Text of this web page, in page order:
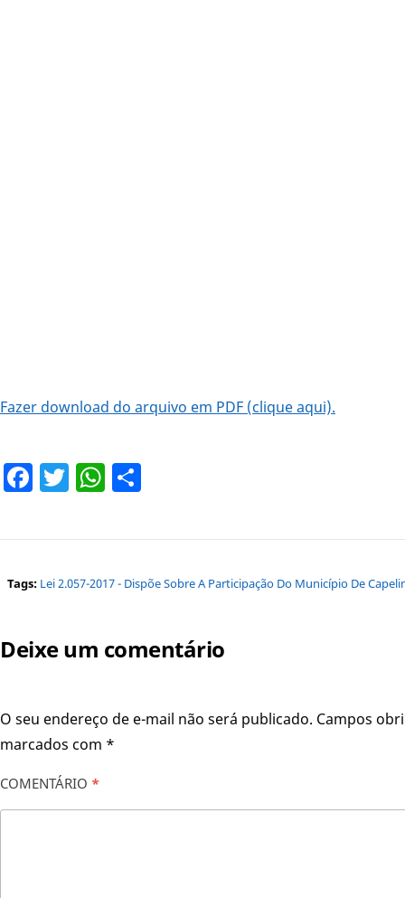
Fazer download do arquivo em PDF (clique aqui).
Facebook
TwitterWhatsApp
Tags: Lei 2.057-2017 - Dispõe Sobre A Participação Do Município De
Deixe um comentário
O seu endereço de e-mail não será publicado. Campos
marcados com *
COMENTÁRIO *